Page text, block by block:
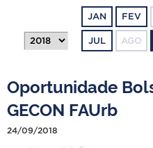
JAN FEV
JUL AGO
Oportunidade
GECON FAUrb
24/09/2018